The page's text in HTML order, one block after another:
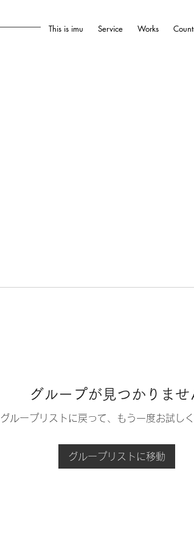
This is imu Service Works
グループが見つかりませ
グループリストに戻って、もう一度お試しく
グループリストに移動